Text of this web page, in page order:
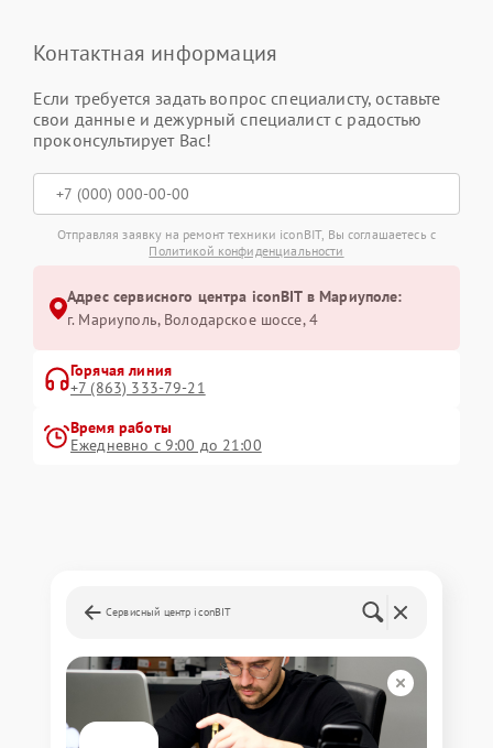
Контактная информация
Если требуется задать вопрос специалисту, оставьте
свои данные и дежурный специалист с радостью
проконсультирует Вас!
Отправляя заявку на ремонт техники iconBIT, Вы соглашаетесь с
Политикой конфиденциальности
Адрес сервисного центра iconBIT в Мариуполе:
г. Мариуполь, Володарское шоссе, 4
Горячая линия
+7 (863) 333-79-21
Время работы
Ежедневно с 9:00 до 21:00
Сервисный центр iconBIT